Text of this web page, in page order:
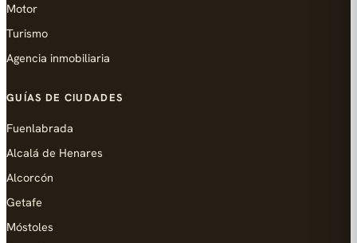
Motor
Turismo
Agencia inmobiliaria
GUÍAS DE CIUDADES
Fuenlabrada
Alcalá de Henares
Alcorcón
Getafe
Móstoles